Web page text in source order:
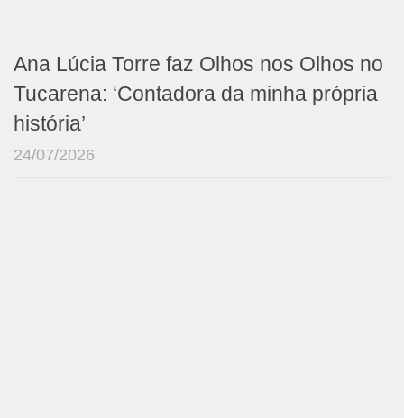
Ana Lúcia Torre faz Olhos nos Olhos no
Tucarena: ‘Contadora da minha própria
história’
24/07/2026